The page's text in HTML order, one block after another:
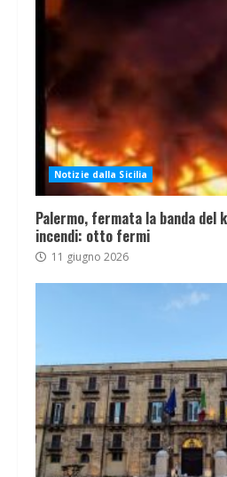
Notizie dalla Sicilia
Palermo, fermata la banda del
incendi: otto fermi
11 giugno 2026